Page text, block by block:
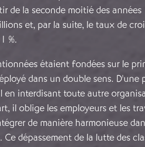
de la seconde moitié des années
et, par la suite, le taux de
%.
étaient fondées sur le
dans un double sens. D'une
en interdisant toute autre
il oblige les employeurs et les
de manière harmonieuse
dépassement de la lutte des